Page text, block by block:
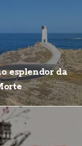
esplendor da